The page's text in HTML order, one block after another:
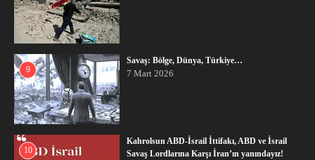
9
Savaş: Bölge, Dünya, Türkiye…
7 Mart 2026
10
Kahrolsun ABD-İsrail İttifakı, ABD ve İsrail
Savaş Lordlarına Karşı İran’ın yanındayız!